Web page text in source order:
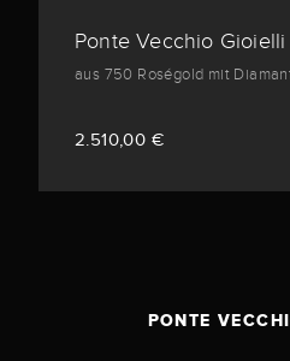
Ponte Vecchio
aus 750 Roségold mit
2.510,00 €
PONTE